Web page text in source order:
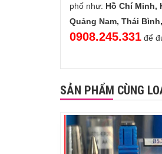
phố như: Hồ Chí Minh,
Quảng Nam, Thái
0908.245.331 để
SẢN PHẨM CÙNG